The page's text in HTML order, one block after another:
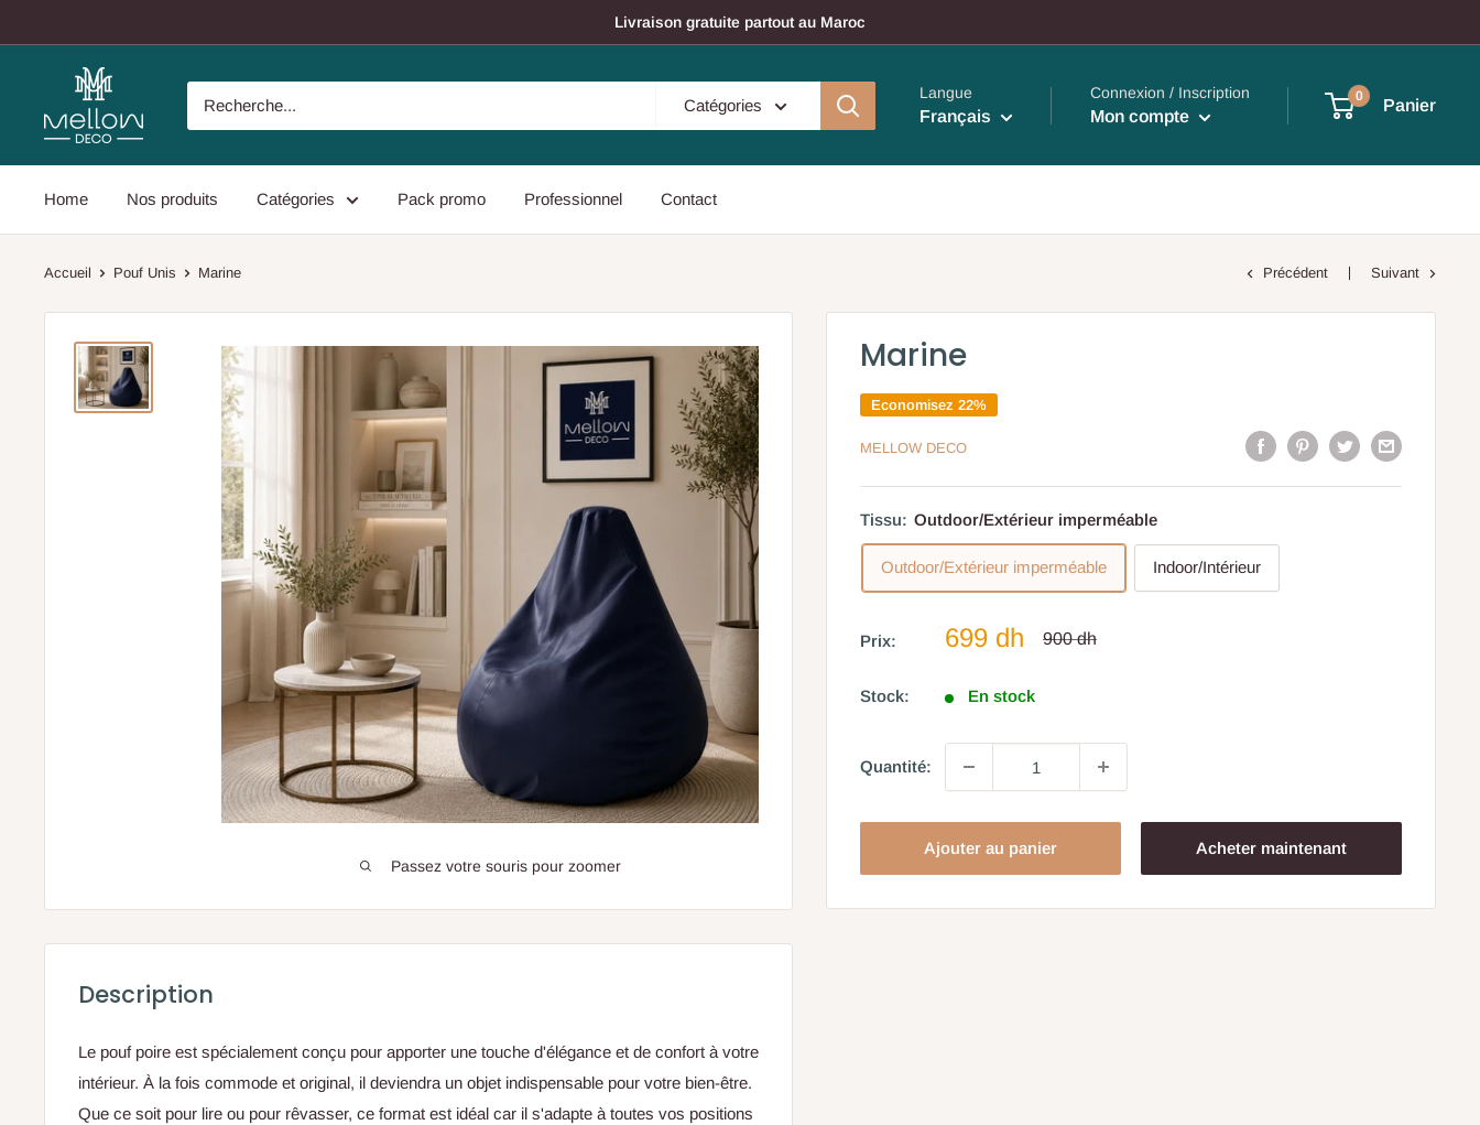
au
Livraison gratuite partout au Maroc
Catégories
Langue
Français
Connexion / Inscription
Mon compte
0
Panier
Home Nos produits Catégories Pack promo Professionnel Contact
Accueil Pouf Unis Marine Précédent Suivant
Passez votre souris pour zoomer
Marine
Economisez 22%
MELLOW DECO
Tissu: Outdoor/Extérieur imperméable
Outdoor/Extérieur imperméable Indoor/Intérieur
Prix:
Prix
699 dh
Prix
900 dh
Stock: En stock
Quantité:
Ajouter au panier Acheter maintenant
Description
Le pouf poire est spécialement conçu pour apporter une touche d'élégance et de confort à votre
intérieur. À la fois commode et original, il deviendra un objet indispensable pour votre bien-être.
Que ce soit pour lire ou pour rêvasser, ce format est idéal car il s'adapte à toutes vos positions